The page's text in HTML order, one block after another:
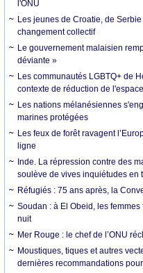
l'ONU
Les jeunes de Croatie, de
changement collectif
Le gouvernement malaisien
déviante »
Les communautés LGBTQ+ de
contexte de réduction de
Les nations mélanésiennes
marines protégées
Les feux de forêt ravagent
ligne
Inde. La répression contre des
soulève de vives inquiétudes en
Réfugiés : 75 ans après, la
Soudan : à El Obeid, les
nuit
Mer Rouge : le chef de l’ONU
Moustiques, tiques et autres
dernières recommandations